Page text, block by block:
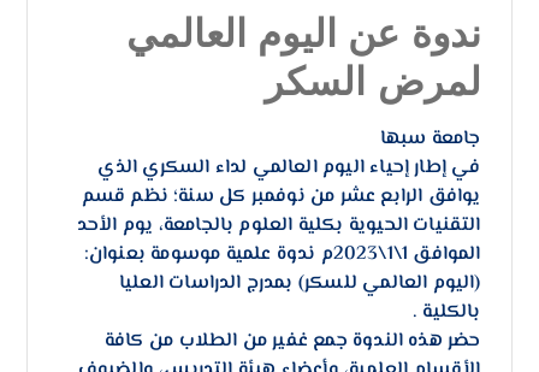
ندوة عن اليوم العالمي
لمرض السكر
جامعة سبها
في إطار إحياء اليوم العالمي لداء السكري الذي
يوافق الرابع عشر من نوفمبر كل سنة؛ نظم قسم
التقنيات الحيوية بكلية العلوم بالجامعة، يوم الأحد
الموافق 1\1\2023م ندوة علمية موسومة بعنوان:
(اليوم العالمي للسكر) بمدرج الدراسات العليا
بالكلية .
حضر هذه الندوة جمع غفير من الطلاب من كافة